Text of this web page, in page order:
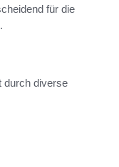
für die
.
durch diverse